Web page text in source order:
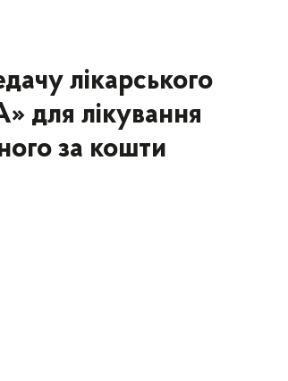
лікарського
лікування
за кошти